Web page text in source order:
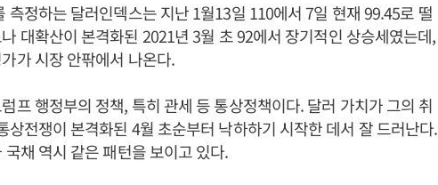
측정하는 달러인덱스는 지난 1월13일 110에서 7일 현재 99.45로 떨
대확산이 본격화된 2021년 3월 초 92에서 장기적인 상승세였는데,
가 시장 안팎에서 나온다.
프 행정부의 정책, 특히 관세 등 통상정책이다. 달러 가치가 그의 취
상전쟁이 본격화된 4월 초순부터 낙하하기 시작한 데서 잘 드러난다.
채 역시 같은 패턴을 보이고 있다.